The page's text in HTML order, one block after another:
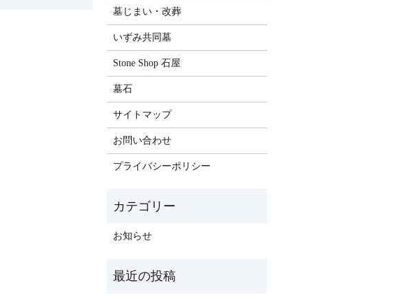
墓じまい・改葬
いずみ共同墓
Stone Shop 石屋
墓石
サイトマップ
お問い合わせ
プライバシーポリシー
お知らせ